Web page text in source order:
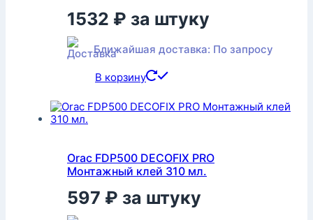
1532 ₽ за штуку
Ближайшая доставка: По запросу
В корзину
Orac FDP500 DECOFIX PRO
Монтажный клей 310 мл.
597 ₽ за штуку